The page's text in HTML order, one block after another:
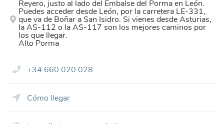
Reyero, justo al lado del Embalse del Porma en León.
Puedes acceder desde León, por la carretera LE-331,
que va de Boñar a San Isidro. Si vienes desde Asturias,
la AS-112 o la AS-117 son los mejores caminos por
los que llegar.
Alto Porma
+34 660 020 028
Cómo llegar